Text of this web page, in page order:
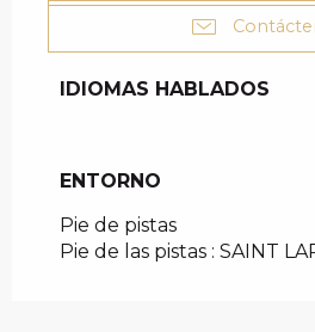
IDIOMAS HABLADOS
IDIOMAS HABLADOS
ENTORNO
ENTORNO
Pie de pistas
Pie de las pistas : SAINT